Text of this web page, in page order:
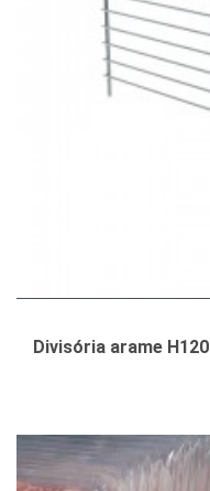
Divisória arame H120